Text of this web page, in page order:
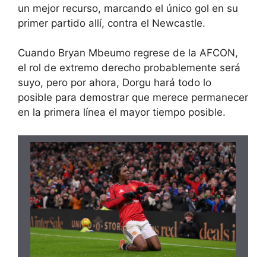
un mejor recurso, marcando el único gol en su
primer partido allí, contra el Newcastle.
Cuando Bryan Mbeumo regrese de la AFCON,
el rol de extremo derecho probablemente será
suyo, pero por ahora, Dorgu hará todo lo
posible para demostrar que merece permanecer
en la primera línea el mayor tiempo posible.